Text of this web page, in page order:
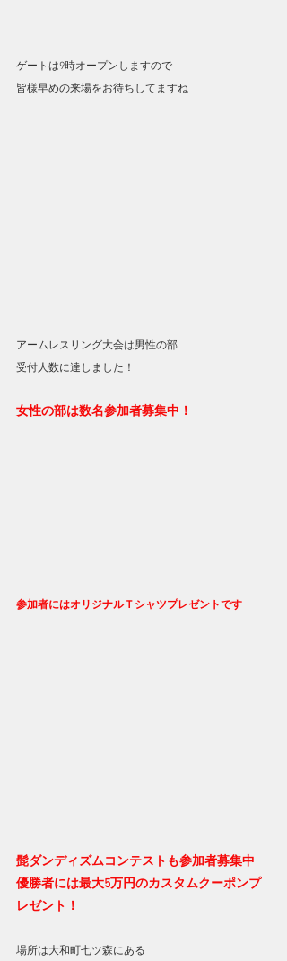
ゲートは9時オープンしますので
皆様早めの来場をお待ちしてますね
アームレスリング大会は男性の部
受付人数に達しました！
女性の部は数名参加者募集中！
参加者にはオリジナルＴシャツプレゼントです
髭ダンディズムコンテストも参加者募集中
優勝者には最大5万円のカスタムクーポンプ
レゼント！
場所は大和町七ツ森にある